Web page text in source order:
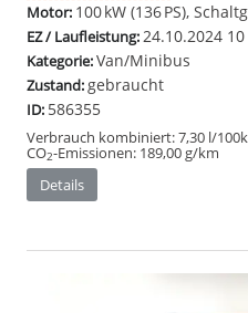
Motor: 100 kW (136 PS),
EZ / Laufleistung:24.10.2024
Kategorie:Van/Minibus
Zustand:gebraucht
ID: 586355
Verbrauch kombiniert:7,30 l/
CO2-Emissionen: 189,00 g/km
Details